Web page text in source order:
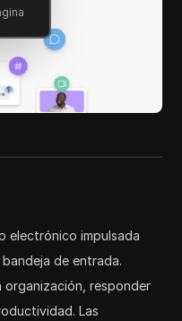
electrónico impulsada
de entrada.
organización, responder
Las